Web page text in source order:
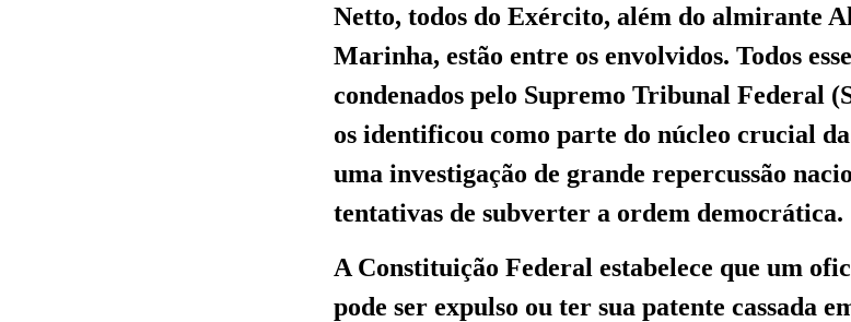
Netto, todos do Exército, além do almirante
Marinha, estão entre os envolvidos. Todos
condenados pelo Supremo Tribunal Federal
os identificou como parte do núcleo crucial
uma investigação de grande repercussão
tentativas de subverter a ordem democrática.
A Constituição Federal estabelece que um
pode ser expulso ou ter sua patente cassada